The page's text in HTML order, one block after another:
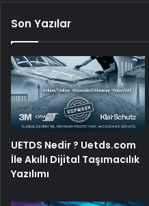
Son Yazılar
UETDS Nedir ? Uetds.com
İle Akıllı Dijital Taşımacılık
Yazılımı